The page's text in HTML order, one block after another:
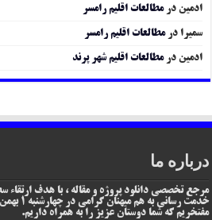
ادمین درمطالعات اقلیم رامسر
سمیرا درمطالعات اقلیم رامسر
ادمین درمطالعات اقلیم شهر پرند
درباره ما
مرجع تخصصی دانلود پروژه و مقاله ، با هدف ارتقاء
مفتخریم که شما دوستان عزیز را به همراه داریم.